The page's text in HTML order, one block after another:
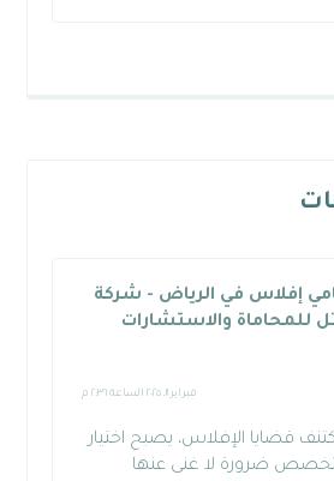
إفلاس في الرياض - شركة
للمحاماة والاستشارات
فبراير ١١, ٢٠٢٥ الساعة ٢:٣٦ م
قضايا الإفلاس، يصبح اختيار
ضرورة لا غنى عنها